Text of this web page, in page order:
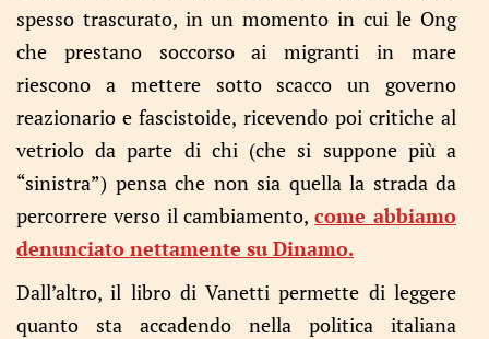
spesso trascurato, in un momento in cui le Ong
che prestano soccorso ai migranti in mare
riescono a mettere sotto scacco un governo
reazionario e fascistoide, ricevendo poi critiche al
vetriolo da parte di chi (che si suppone più a
“sinistra”) pensa che non sia quella la strada da
percorrere verso il cambiamento, come abbiamo
denunciato nettamente su Dinamo.
Dall’altro, il libro di Vanetti permette di leggere
quanto sta accadendo nella politica italiana